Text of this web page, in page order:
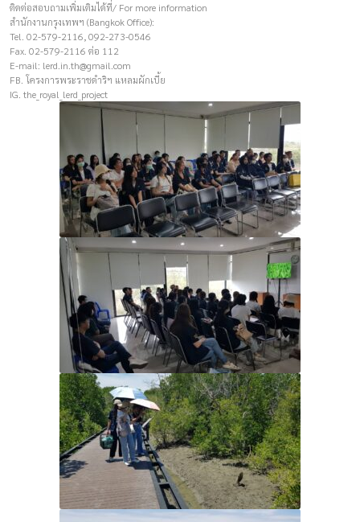
ติดต่อสอบถามเพิ่มเติมได้ที่/ For more information
สำนักงานกรุงเทพฯ (Bangkok Office):
Tel. 02-579-2116, 092-273-0546
Fax. 02-579-2116 ต่อ 112
E-mail: lerd.in.th@gmail.com
FB. โครงการพระราชดำริฯ แหลมผักเบี้ย
IG. the_royal_lerd_project